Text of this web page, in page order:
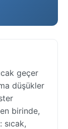
geçer
düşükler
birinde,